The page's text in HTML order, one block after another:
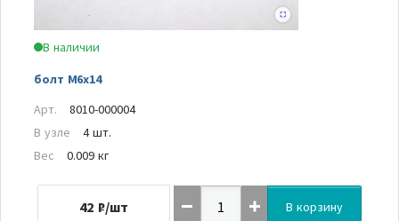
В наличии
болт М6х14
Арт.
8010-000004
В узле
4 шт.
Вес
0.009 кг
42 ₽/шт В корзину